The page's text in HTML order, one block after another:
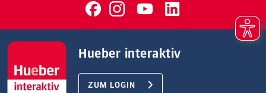
Hueber interaktiv
ZUM LOGIN